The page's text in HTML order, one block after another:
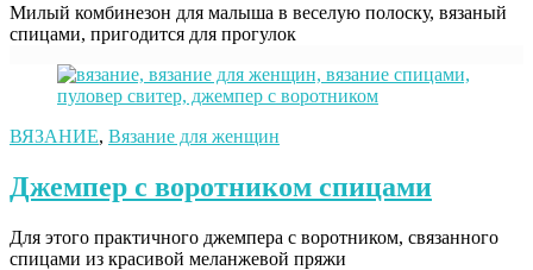
Милый комбинезон для малыша в веселую полоску, вязаный
спицами, пригодится для прогулок
ВЯЗАНИЕ, Вязание для женщин
Джемпер с воротником спицами
Для этого практичного джемпера с воротником, связанного
спицами из красивой меланжевой пряжи